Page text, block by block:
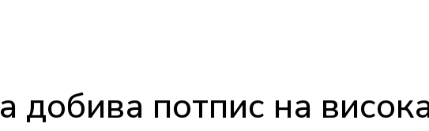
добива потпис на